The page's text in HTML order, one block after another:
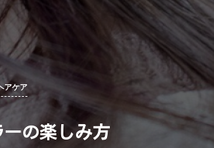
アケア
の楽しみ方